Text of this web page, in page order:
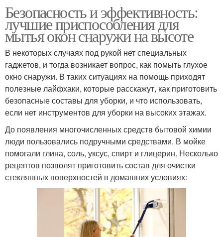
Безопасность и эффективность:
лучшие приспособления для
мытья окон снаружи на высоте
В некоторых случаях под рукой нет специальных
гаджетов, и тогда возникает вопрос, как помыть глухое
окно снаружи. В таких ситуациях на помощь приходят
полезные лайфхаки, которые расскажут, как приготовить
безопасные составы для уборки, и что использовать,
если нет инструментов для уборки на высоких этажах.
До появления многочисленных средств бытовой химии
люди пользовались подручными средствами. В мойке
помогали глина, соль, уксус, спирт и глицерин. Несколько
рецептов позволят приготовить состав для очистки
стеклянных поверхностей в домашних условиях: